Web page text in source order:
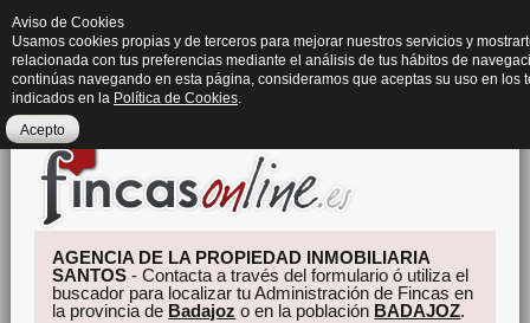
AGENCIA DE LA PROPIEDAD INMOBILIARIA
SANTOS - Contacta a través del formulario ó utiliza el
buscador para localizar tu Administración de Fincas en
la provincia de Badajoz o en la población BADAJOZ.
Aviso de Cookies
Usamos cookies propias y de terceros para mejorar nuestros servicios y
relacionada con tus preferencias mediante el análisis de tus hábitos de
continúas navegando en esta página, consideramos que aceptas su uso en los
indicados en la Política de Cookies.
Acepto